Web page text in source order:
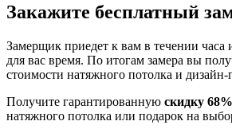
Закажите бесплатный
Замерщик приедет к вам в течении часа
для вас время. По итогам замера вы
стоимости натяжного потолка и дизайн-
Получите гарантированную скидку 68%
натяжного потолка или подарок на